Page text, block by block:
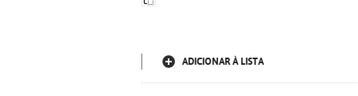
ADICIONAR À LISTA